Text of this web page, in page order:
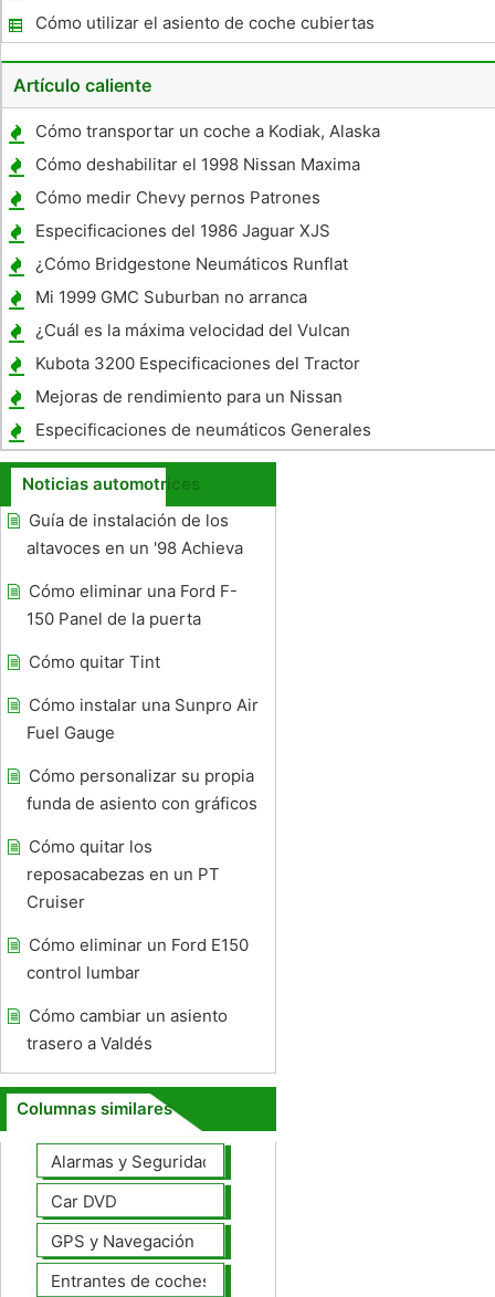
Expedition 1998
Cómo utilizar el asiento de coche cubiertas
con Side Air Bags
Artículo caliente
Cómo transportar un coche a Kodiak, Alaska
Cómo deshabilitar el 1998 Nissan Maxima
Cómo medir Chevy pernos Patrones
Especificaciones del 1986 Jaguar XJS
¿Cómo Bridgestone Neumáticos Runflat
trabajo?
Mi 1999 GMC Suburban no arranca
¿Cuál es la máxima velocidad del Vulcan
900 Custom ?
Kubota 3200 Especificaciones del Tractor
Mejoras de rendimiento para un Nissan
240SX
Especificaciones de neumáticos Generales
Noticias automotrices
Guía de instalación de los
altavoces en un '98 Achieva
Cómo eliminar una Ford F-
150 Panel de la puerta
Cómo quitar Tint
Cómo instalar una Sunpro Air
Fuel Gauge
Cómo personalizar su propia
funda de asiento con gráficos
Cómo quitar los
reposacabezas en un PT
Cruiser
Cómo eliminar un Ford E150
control lumbar
Cómo cambiar un asiento
trasero a Valdés
Columnas similares
Alarmas y Seguridad
Car DVD
GPS y Navegación
Entrantes de coches